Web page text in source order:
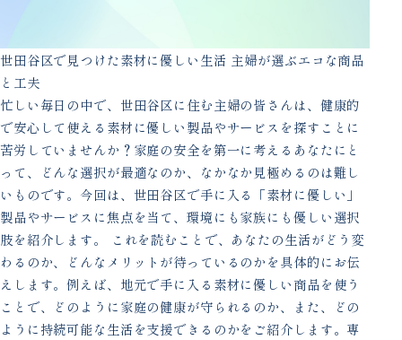
世田谷区で見つけた素材に優しい生活 主婦が選ぶエコな商品
と工夫
忙しい毎日の中で、世田谷区に住む主婦の皆さんは、健康的
で安心して使える素材に優しい製品やサービスを探すことに
苦労していませんか？家庭の安全を第一に考えるあなたにと
って、どんな選択が最適なのか、なかなか見極めるのは難し
いものです。今回は、世田谷区で手に入る「素材に優しい」
製品やサービスに焦点を当て、環境にも家族にも優しい選択
肢を紹介します。 これを読むことで、あなたの生活がどう変
わるのか、どんなメリットが待っているのかを具体的にお伝
えします。例えば、地元で手に入る素材に優しい商品を使う
ことで、どのように家庭の健康が守られるのか、また、どの
ように持続可能な生活を支援できるのかをご紹介します。専